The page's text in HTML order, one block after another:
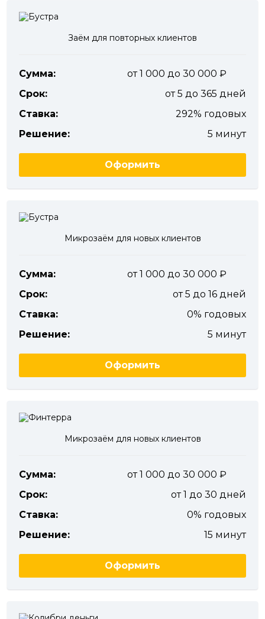
Заём для повторных клиентов
Сумма:
от 1 000 до 30 000
Срок:
от 5 до 365 дней
Ставка:
292% годовых
Решение:
5 минут
Оформить
Микрозаём для новых клиентов
Сумма:
от 1 000 до 30 000
Срок:
от 5 до 16 дней
Ставка:
0% годовых
Решение:
5 минут
Оформить
Микрозаём для новых клиентов
Сумма:
от 1 000 до 30 000
Срок:
от 1 до 30 дней
Ставка:
0% годовых
Решение:
15 минут
Оформить